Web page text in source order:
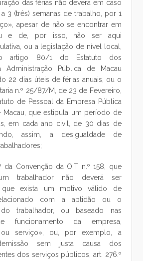
das férias não deverá em caso
3 (três) semanas de trabalho, por 1
apesar de não se encontrar em
e de, por isso, não ser aqui
ou a legislação de nível local,
artigo 80/1 do Estatuto dos
Administração Pública de Macau
22 dias úteis de férias anuais, ou o
n.º 25/87/M, de 23 de Fevereiro,
de Pessoal da Empresa Pública
Macau, que estipula um período de
em cada ano civil, de 30 dias de
assim, a desigualdade de
Convenção da OIT n.º 158, que
trabalhador não deverá ser
que exista um motivo válido de
com a aptidão ou o
trabalhador, ou baseado nas
funcionamento da empresa,
ou serviço», ou, por exemplo, a
sem justa causa dos
dos serviços públicos, art. 276.º